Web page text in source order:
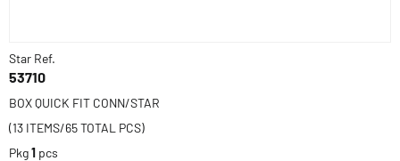
Star Ref.
53710
BOX QUICK FIT CONN/STAR
(13 ITEMS/65 TOTAL PCS)
Pkg1 pcs